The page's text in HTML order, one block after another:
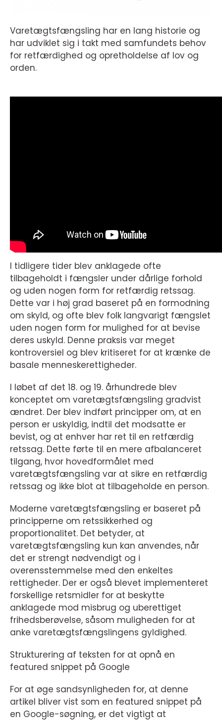
Varetægtsfængsling har en lang historie og
har udviklet sig i takt med samfundets behov
for retfærdighed og opretholdelse af lov og
orden.
I tidligere tider blev anklagede ofte
tilbageholdt i fængsler under dårlige forhold
og uden nogen form for retfærdig retssag.
Dette var i høj grad baseret på en formodning
om skyld, og ofte blev folk langvarigt fængslet
uden nogen form for mulighed for at bevise
deres uskyld. Denne praksis var meget
kontroversiel og blev kritiseret for at krænke de
basale menneskerettigheder.
I løbet af det 18. og 19. århundrede blev
konceptet om varetægtsfængsling gradvist
ændret. Der blev indført principper om, at en
person er uskyldig, indtil det modsatte er
bevist, og at enhver har ret til en retfærdig
retssag. Dette førte til en mere afbalanceret
tilgang, hvor hovedformålet med
varetægtsfængsling var at sikre en retfærdig
retssag og ikke blot at tilbageholde en person.
Moderne varetægtsfængsling er baseret på
principperne om retssikkerhed og
proportionalitet. Det betyder, at
varetægtsfængsling kun kan anvendes, når
det er strengt nødvendigt og i
overensstemmelse med den enkeltes
rettigheder. Der er også blevet implementeret
forskellige retsmidler for at beskytte
anklagede mod misbrug og uberettiget
frihedsberøvelse, såsom muligheden for at
anke varetægtsfængslingens gyldighed.
Strukturering af teksten for at opnå en
featured snippet på Google
For at øge sandsynligheden for, at denne
artikel bliver vist som en featured snippet på
en Google-søgning, er det vigtigt at